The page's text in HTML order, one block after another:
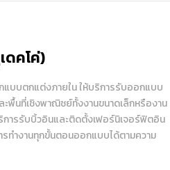
ดคโค่)
บบตกแต่งภายใน ให้บริการรับออกแบบ
ะพื้นที่เชิงพาณิชย์ทั้งงานขนาดเล็กหรืองาน
การรับบิ้วอินและติดตั้งเฟอร์นิเจอร์ฟิตอิน
รทำงานทุกขั้นตอนออกแบบได้ตามความ